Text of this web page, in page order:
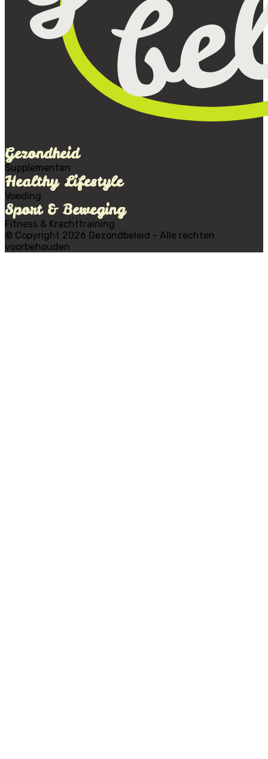
Gezondheid
Supplementen
Healthy Lifestyle
Voeding
Sport & Beweging
Fitness & Krachttraining
© Copyright 2026 Gezondbeleid - Alle rechten
voorbehouden